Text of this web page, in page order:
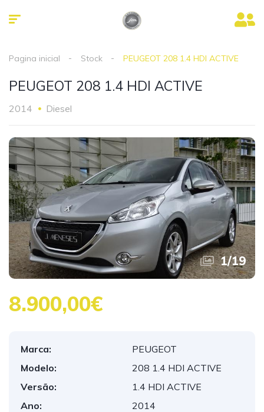
Pagina inicial Stock PEUGEOT 208 1.4 HDI ACTIVE
PEUGEOT 208 1.4 HDI ACTIVE
2014 Diesel
1/19
8.900,00€
Marca:
PEUGEOT
Modelo:
208 1.4 HDI ACTIVE
Versão:
1.4 HDI ACTIVE
Ano:
2014